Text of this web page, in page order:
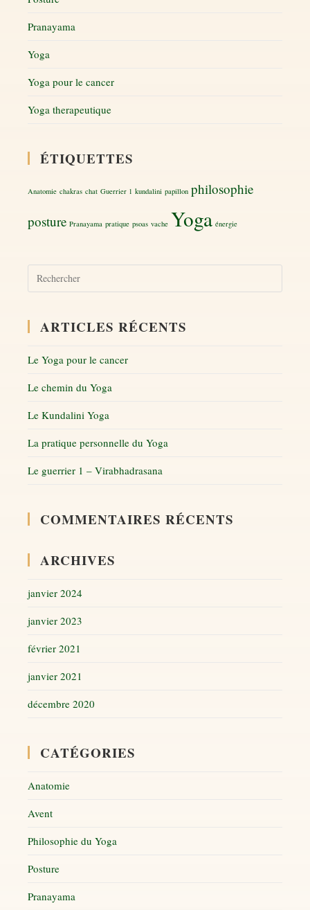
Pranayama
Yoga
Yoga pour le cancer
Yoga therapeutique
ÉTIQUETTES
Anatomie chakras chat Guerrier 1 kundalini papillon philosophie
posture Pranayama pratique psoas vache Yoga énergie
ARTICLES RÉCENTS
Le Yoga pour le cancer
Le chemin du Yoga
Le Kundalini Yoga
La pratique personnelle du Yoga
Le guerrier 1 – Virabhadrasana
COMMENTAIRES RÉCENTS
ARCHIVES
janvier 2024
janvier 2023
février 2021
janvier 2021
décembre 2020
CATÉGORIES
Anatomie
Avent
Philosophie du Yoga
Posture
Pranayama